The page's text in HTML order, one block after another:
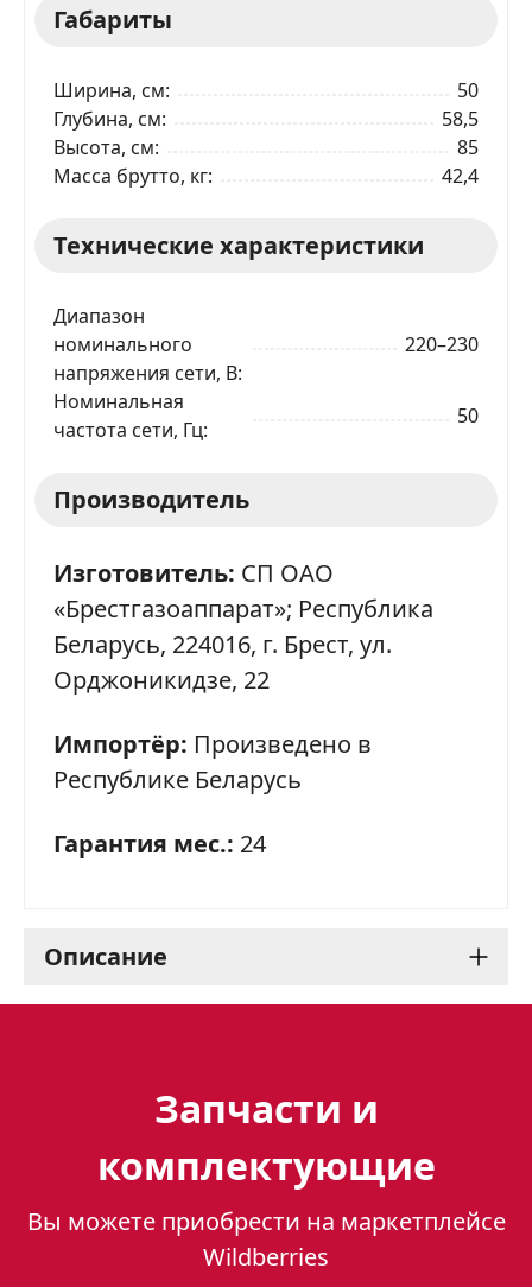
Габариты
Ширина, см
50
Глубина, см
58,5
Высота, см
85
Масса брутто, кг
42,4
Технические характеристики
Диапазон
номинального
напряжения сети, В
220–230
Номинальная
частота сети, Гц
50
Производитель
Изготовитель: СП ОАО
«Брестгазоаппарат»; Республика
Беларусь, 224016, г. Брест, ул.
Орджоникидзе, 22
Импортёр: Произведено в
Республике Беларусь
Гарантия мес.: 24
Описание
надежный помощник на
вашей кухне
Газоэлектрическая плита Gefest 5102-01
Запчасти и
комплектующие
Вы можете приобрести на маркетплейсе
Wildberries